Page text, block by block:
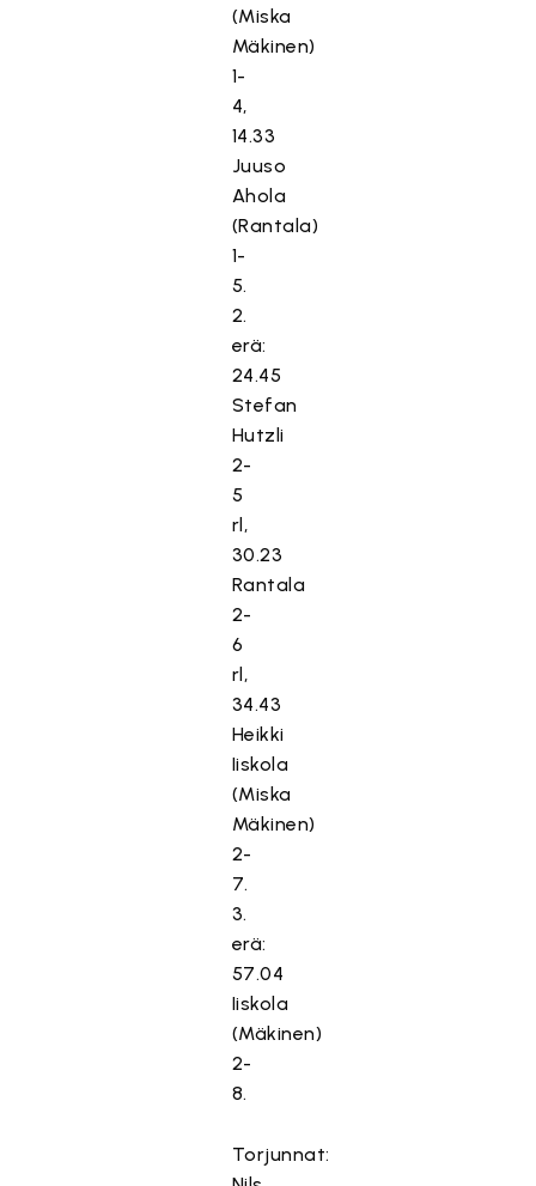
(Miska
Mäkinen)
1-
4,
14.33
Juuso
Ahola
(Rantala)
1-
5.
2.
erä:
24.45
Stefan
Hutzli
2-
5
rl,
30.23
Rantala
2-
6
rl,
34.43
Heikki
Iiskola
(Miska
Mäkinen)
2-
7.
3.
erä:
57.04
Iiskola
(Mäkinen)
2-
8.
Torjunnat: